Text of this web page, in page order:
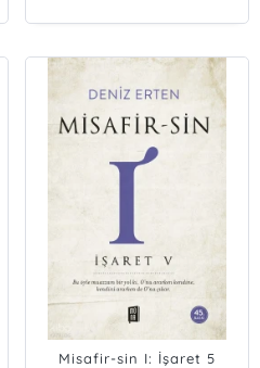
Misafir-sin I: İşaret 5